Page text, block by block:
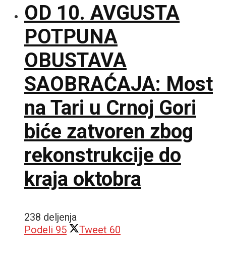
OD 10. AVGUSTA
POTPUNA
OBUSTAVA
SAOBRAĆAJA: Most
na Tari u Crnoj Gori
biće zatvoren zbog
rekonstrukcije do
kraja oktobra
238 deljenja
Podeli 95 Tweet 60